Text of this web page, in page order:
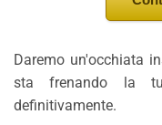
Daremo un'occhiata
sta frenando la
definitivamente.